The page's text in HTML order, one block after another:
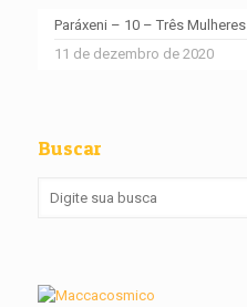
Paráxeni – 10 – Três Mulheres
11 de dezembro de 2020
Buscar